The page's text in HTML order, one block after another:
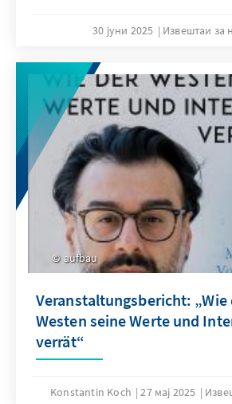
30 јуни 2025 Извештаи за
aufbau
Veranstaltungsbericht: „Wie
Westen seine Werte und
verrät“
Konstantin Koch 27 мај 2025